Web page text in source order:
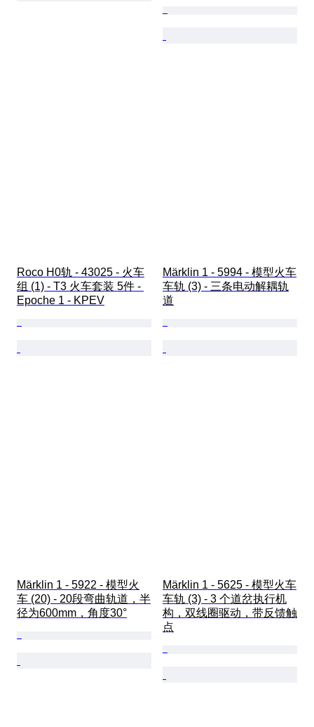
Roco H0轨 - 43025 - 火车
组 (1) - T3 火车套装 5件 -
Epoche 1 - KPEV
Märklin 1 - 5994 - 模型火车
车轨 (3) - 三条电动解耦轨
道
Märklin 1 - 5922 - 模型火
车 (20) - 20段弯曲轨道，半
径为600mm，角度30°
Märklin 1 - 5625 - 模型火车
车轨 (3) - 3 个道岔执行机
构，双线圈驱动，带反馈触
点